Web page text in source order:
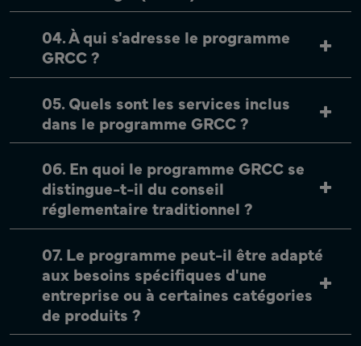
04. À qui s'adresse le programme
GRCC ?
05. Quels sont les services inclus
dans le programme GRCC ?
06. En quoi le programme GRCC se
distingue-t-il du conseil
réglementaire traditionnel ?
07. Le programme peut-il être adapté
aux besoins spécifiques d'une
entreprise ou à certaines catégories
de produits ?